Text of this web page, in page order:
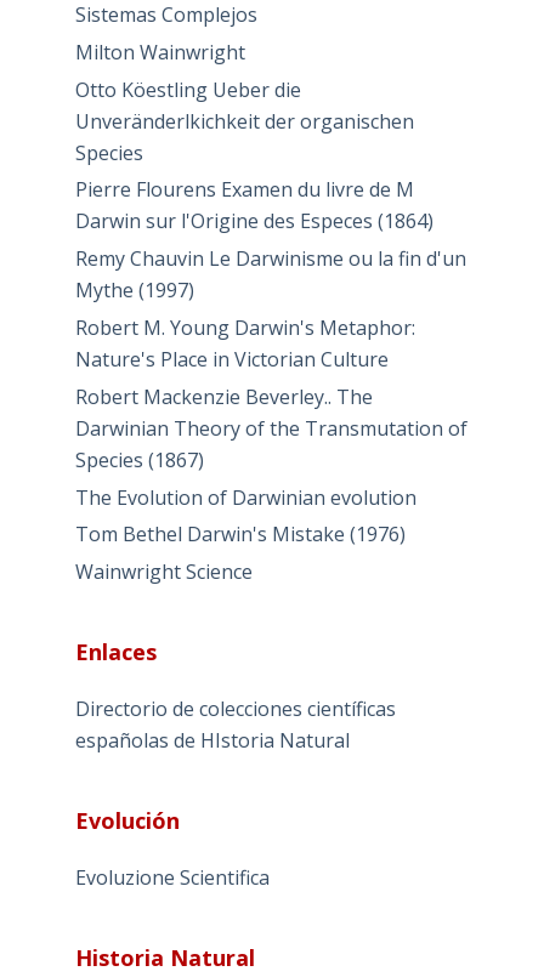
Sistemas Complejos
Milton Wainwright
Otto Köestling Ueber die
Unveränderlkichkeit der organischen
Species
Pierre Flourens Examen du livre de M
Darwin sur l'Origine des Especes (1864)
Remy Chauvin Le Darwinisme ou la fin d'un
Mythe (1997)
Robert M. Young Darwin's Metaphor:
Nature's Place in Victorian Culture
Robert Mackenzie Beverley.. The
Darwinian Theory of the Transmutation of
Species (1867)
The Evolution of Darwinian evolution
Tom Bethel Darwin's Mistake (1976)
Wainwright Science
Enlaces
Directorio de colecciones científicas
españolas de HIstoria Natural
Evolución
Evoluzione Scientifica
Historia Natural